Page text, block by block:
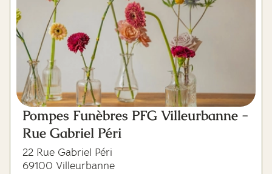
Pompes Funèbres PFG Villeurbanne -
Rue Gabriel Péri
22 Rue Gabriel Péri
69100 Villeurbanne